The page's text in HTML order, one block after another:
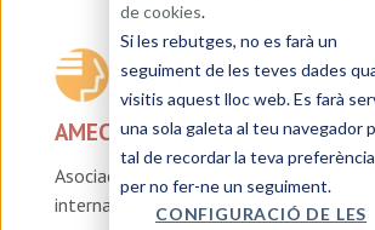
de cookies.
Si les rebutges, no es farà un
seguiment de les teves dades
visitis aquest lloc web. Es farà
una sola galeta al teu navegador
tal de recordar la teva preferència
per no fer-ne un seguiment.
CONFIGURACIÓ DE LES
AMEC
Asociación de empresas industriales
internacionalizadas